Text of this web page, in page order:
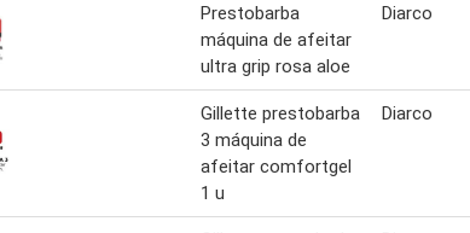
Prestobarba
máquina de afeitar
ultra grip rosa aloe
Diarco
Gillette prestobarba
3 máquina de
afeitar comfortgel
1 u
Diarco